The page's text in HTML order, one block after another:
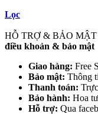
Lọc
HỖ TRỢ & BẢO MẬT
điều khoản & bảo mật
Giao hàng: Free
Bảo mật: Thông
Thanh toán:
Bảo hành: Hoa
Hỗ trợ: Qua